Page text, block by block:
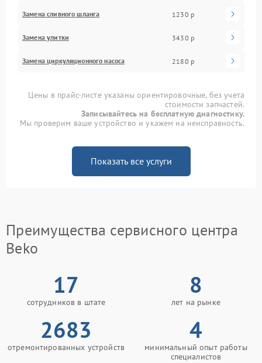
Замена сливного шланга 1230 р
Замена улитки 3430 р
Замена циркуляционного насоса 2180 р
Цены в прайс-листе указаны ориентировочные, без учета
стоимости запчастей.
Записывайтесь на бесплатную диагностику.
Мы проверим ваше устройство и укажем на неисправность.
Показать все услуги
Преимущества сервисного центра
Beko
17
сотрудников в штате
8
лет на рынке
2683
отремонтированных устройств
4
минимальный опыт работы
специалистов